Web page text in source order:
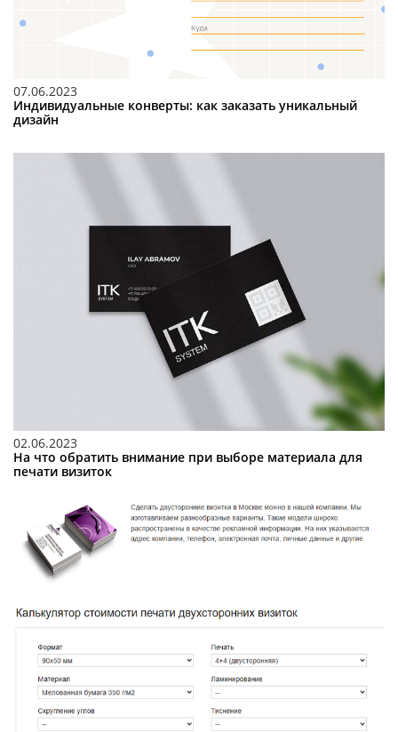
07.06.2023
Индивидуальные конверты: как заказать уникальный
дизайн
02.06.2023
На что обратить внимание при выборе материала для
печати визиток